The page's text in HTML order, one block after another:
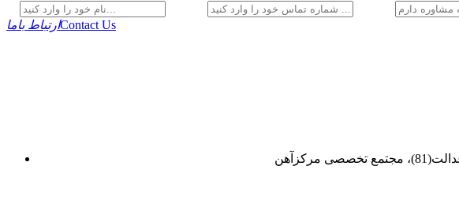
ارتباط باماContact Us